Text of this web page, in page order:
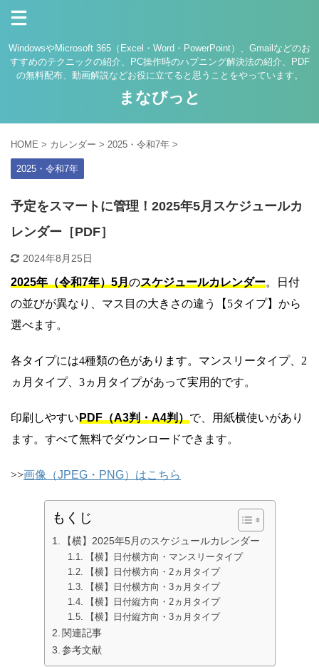
WindowsやMicrosoft 365（Excel・Word・PowerPoint）、Gmailなどのお
すすめのテクニックの紹介、PC操作時のハプニング解決法の紹介、PDF
の無料配布、動画解説などお役に立てると思うことをやっています。
まなびっと
HOME > カレンダー > 2025・令和7年 >
2025・令和7年
予定をスマートに管理！2025年5月スケジュールカ
レンダー［PDF］
2024年8月25日
2025年（令和7年）5月のスケジュールカレンダー。日付
の並びが異なり、マス目の大きさの違う【5タイプ】から
選べます。
各タイプには4種類の色があります。マンスリータイプ、2
ヵ月タイプ、3ヵ月タイプがあって実用的です。
印刷しやすいPDF（A3判・A4判）で、用紙横使いがあり
ます。すべて無料でダウンロードできます。
>>画像（JPEG・PNG）はこちら
もくじ
【横】2025年5月のスケジュールカレンダー
【横】日付横方向・マンスリータイプ
【横】日付横方向・2ヵ月タイプ
【横】日付横方向・3ヵ月タイプ
【横】日付縦方向・2ヵ月タイプ
【横】日付縦方向・3ヵ月タイプ
関連記事
参考文献